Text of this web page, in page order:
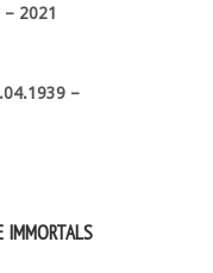
– 2021
–
IMMORTALS